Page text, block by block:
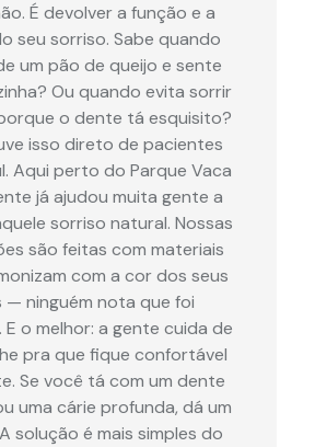
É devolver a função e a
seu sorriso. Sabe quando
um pão de queijo e sente
Ou quando evita sorrir
o dente tá esquisito?
isso direto de pacientes
Aqui perto do Parque Vaca
já ajudou muita gente a
sorriso natural. Nossas
são feitas com materiais
com a cor dos seus
— ninguém nota que foi
o melhor: a gente cuida de
pra que fique confortável
Se você tá com um dente
uma cárie profunda, dá um
solução é mais simples do